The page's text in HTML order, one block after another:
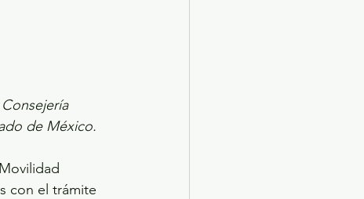
de México.
con el trámite